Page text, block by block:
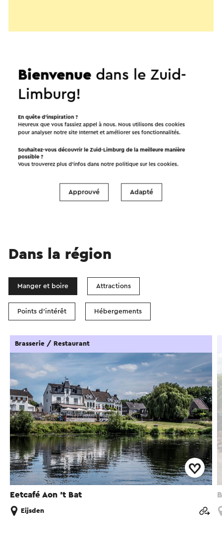
OpenStreetMapcontributors
Démarrer l’itinéraire
Afficher les filtres
Dans la région
Manger et boire Attractions
Points d'intérêt Hébergements
Eetcafé Aon 't Bat
Brasserie / Restaurant
Eijsden
Bienvenuedans le Zuid-
Limburg!
En quête d’inspiration ?
Heureux que vous fassiez appel à nous. Nous utilisons des cookies
pour analyser notre site Internet et améliorer ses fonctionnalités.
Souhaitez-vous découvrir le Zuid-Limburg de la meilleure manière
possible ?
Vous trouverez plus d’infos dans notre politique sur lescookies.
Approuvé Adapté